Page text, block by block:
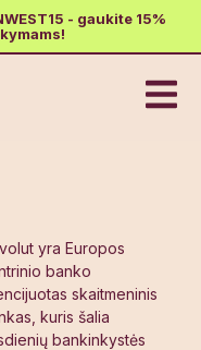
- gaukite 15%
yra Europos
banko
skaitmeninis
kuris šalia
bankinkystės